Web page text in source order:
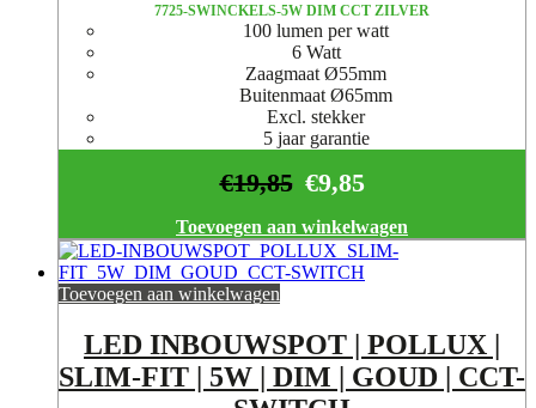
7725-SWINCKELS-5W DIM CCT ZILVER
100 lumen per watt
6 Watt
Zaagmaat Ø55mm
Buitenmaat Ø65mm
Excl. stekker
5 jaar garantie
€9,85
€19,85
Toevoegen aan winkelwagen
Toevoegen aan winkelwagen
LED INBOUWSPOT | POLLUX |
SLIM-FIT | 5W | DIM | GOUD | CCT-